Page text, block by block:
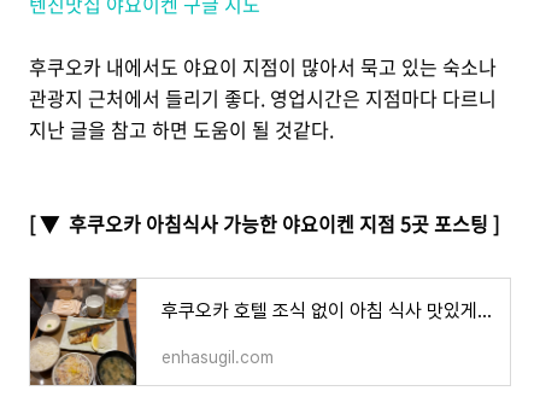
후쿠오카 내에서도 야요이 지점이 많아서 묵고 있는 숙소나
관광지 근처에서 들리기 좋다. 영업시간은 지점마다 다르니
지난 글을 참고 하면 도움이 될 것같다.
[ ▼ 후쿠오카 아침식사 가능한 야요이켄 지점 5곳 포스팅 ]
후쿠오카 호텔 조식 없이 아침 식사 맛있게 먹는 방법 야요이 켄
enhasugil.com